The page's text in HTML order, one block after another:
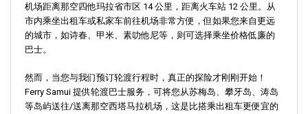
机场距离那空四他玛拉省市区 14 公里，距离火车站 12 公里。从
市内乘坐出租车或私家车前往机场非常方便，但如果您来自更远
的城市，如诗春、甲米、素叻他尼等，则可选择乘坐价格低廉的
巴士。
然而，当您与我们预订轮渡行程时，真正的探险才刚刚开始！
Ferry Samui 提供轮渡巴士服务，可将您从苏梅岛、攀牙岛、涛岛
等岛屿送往/送离那空西塔马拉机场，这是比搭乘出租车更便宜的